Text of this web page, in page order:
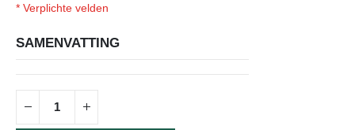
* Verplichte velden
voorraad
SAMENVATTING